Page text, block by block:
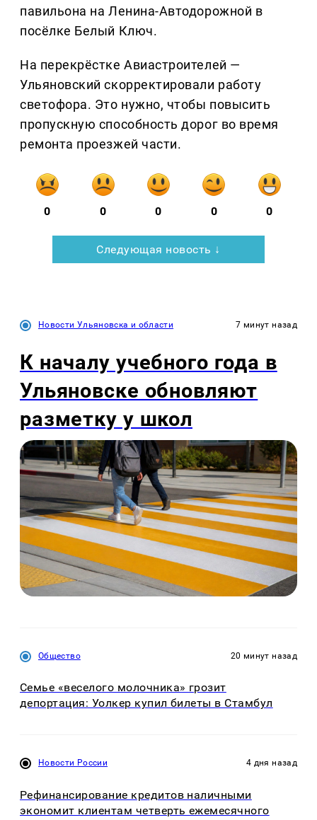
павильона на Ленина-Автодорожной в
посёлке Белый Ключ.
На перекрёстке Авиастроителей —
Ульяновский скорректировали работу
светофора. Это нужно, чтобы повысить
пропускную способность дорог во время
ремонта проезжей части.
0 0 0 0 0
Следующая новость ↓
Новости Ульяновска и области 7 минут назад
К началу учебного года в
Ульяновске обновляют
разметку у школ
Общество 20 минут назад
Семье «веселого молочника» грозит
депортация: Уолкер купил билеты в Стамбул
Новости России 4 дня назад
Рефинансирование кредитов наличными
экономит клиентам четверть ежемесячного